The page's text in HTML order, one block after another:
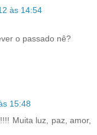
às 14:54
o passado nê?
15:48
Muita luz, paz, amor,